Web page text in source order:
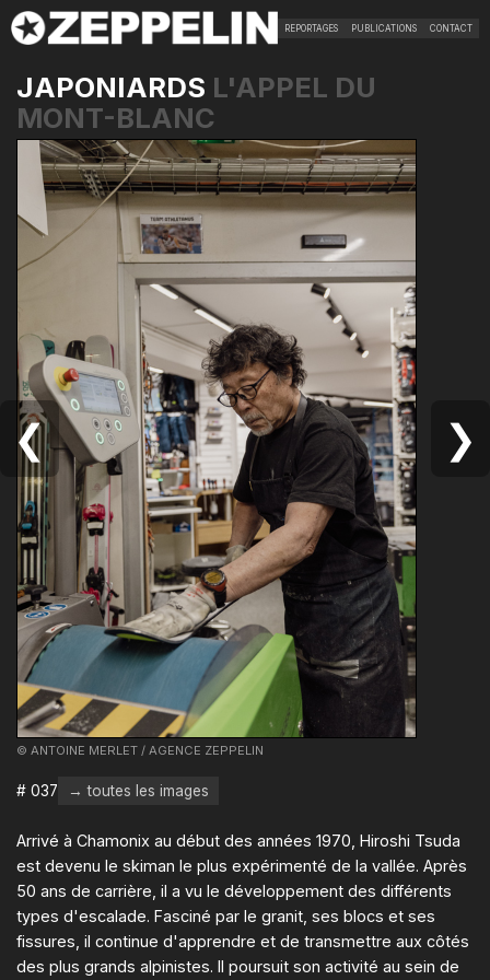
REPORTAGES PUBLICATIONS CONTACT
JAPONIARDS L'APPEL DU
MONT-BLANC
❮ ❯
Arrivé à Chamonix au début des années 1970, Hiroshi Tsuda
est devenu le skiman le plus expérimenté de la vallée. Après
50 ans de carrière, il a vu le développement des différents
types d'escalade. Fasciné par le granit, ses blocs et ses
fissures, il continue d'apprendre et de transmettre aux côtés
des plus grands alpinistes. Il poursuit son activité au sein de
© ANTOINE MERLET / AGENCE ZEPPELIN
# 037 → toutes les images